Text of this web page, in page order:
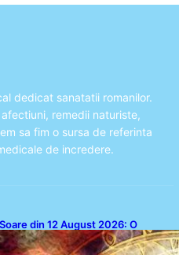
dedicat sanatatii romanilor.
remedii naturiste,
sa fim o sursa de referinta
de incredere.
din 12 August 2026: O
asupra Trei Zodii și a Ciclului de